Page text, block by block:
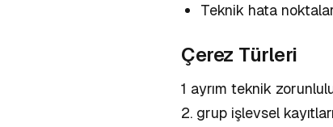
Teknik hata
Çerez Türleri
1 ayrım teknik
2. grup işlevsel